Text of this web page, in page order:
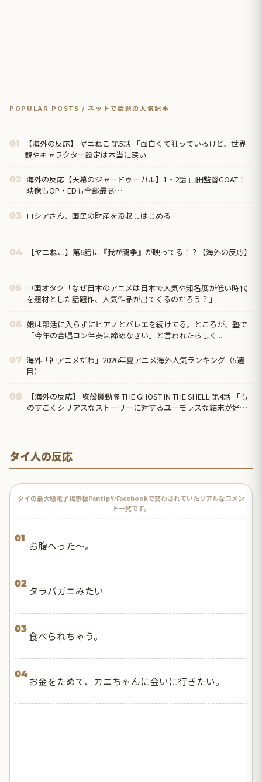
POPULAR POSTS / ネットで話題の人気記事
01
【海外の反応】 ヤニねこ 第5話 「面白くて狂っているけど、世界
観やキャラクター設定は本当に深い」
02 海外の反応【天幕のジャードゥーガル】1・2話 山田監督GOAT！
映像もOP・EDも全部最高…
03 ロシアさん、国民の財産を没収しはじめる
04 【ヤニねこ】第6話に『我が闘争』が映ってる！？【海外の反応】
05 中国オタク「なぜ日本のアニメは日本で人気や知名度が低い時代
を題材とした話題作、人気作品が出てくるのだろう？」
06 娘は部活に入らずにピアノとバレエを続けてる。ところが、塾で
「今年の合唱コン伴奏は諦めなさい」と言われたらしく...
07 海外「神アニメだわ」2026年夏アニメ海外人気ランキング（5週
目）
08
【海外の反応】 攻殻機動隊 THE GHOST IN THE SHELL 第4話 「も
のすごくシリアスなストーリーに対するユーモラスな結末が好
タイ人の反応
タイの最大級電子掲示板PantipやFacebookで交わされていたリアルなコメン
ト一覧です。
01
お腹へった〜。
02
タラバガニみたい
03
食べられちゃう。
04
お金をためて、カニちゃんに会いに行きたい。